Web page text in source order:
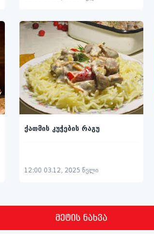
ქათმის კუჭების რაგუ
12:00 03.12, 2025 წელი
მეტის ნახვა